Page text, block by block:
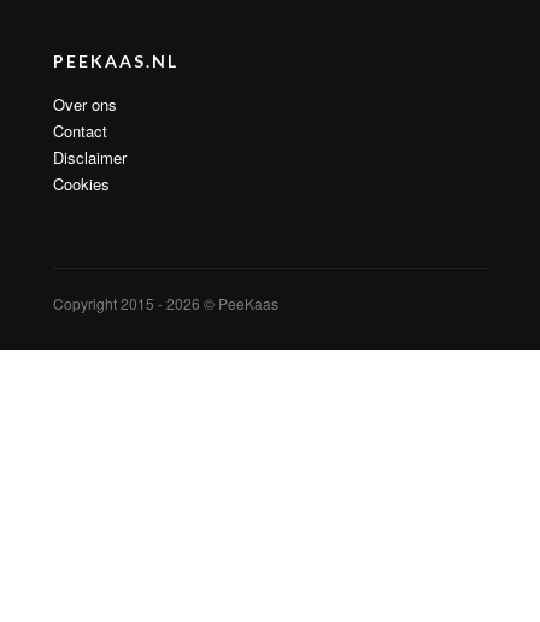
PEEKAAS.NL
Over ons
Contact
Disclaimer
Cookies
Copyright 2015 - 2026 © PeeKaas